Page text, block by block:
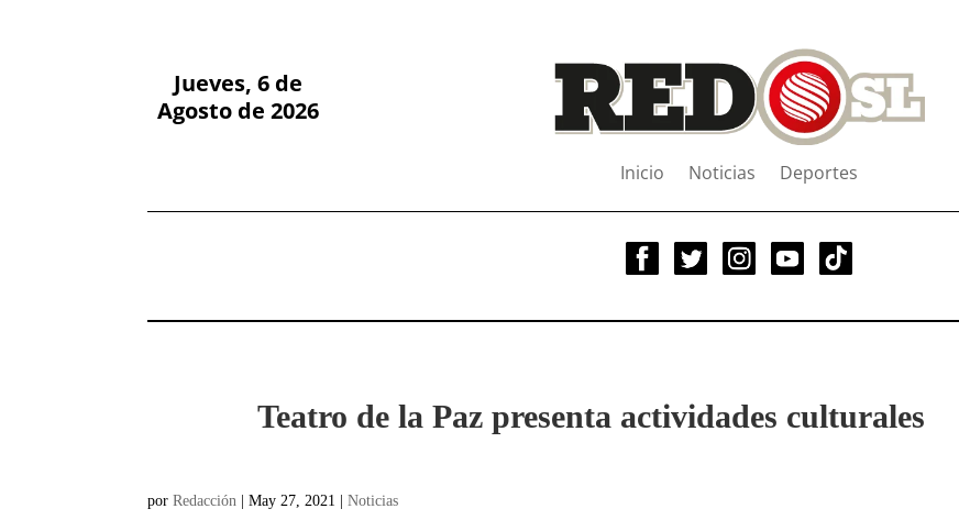
Jueves, 6 de
Agosto de 2026
Inicio Noticias Deportes
Teatro de la Paz presenta actividades culturales
porRedacción |May 27, 2021 |Noticias